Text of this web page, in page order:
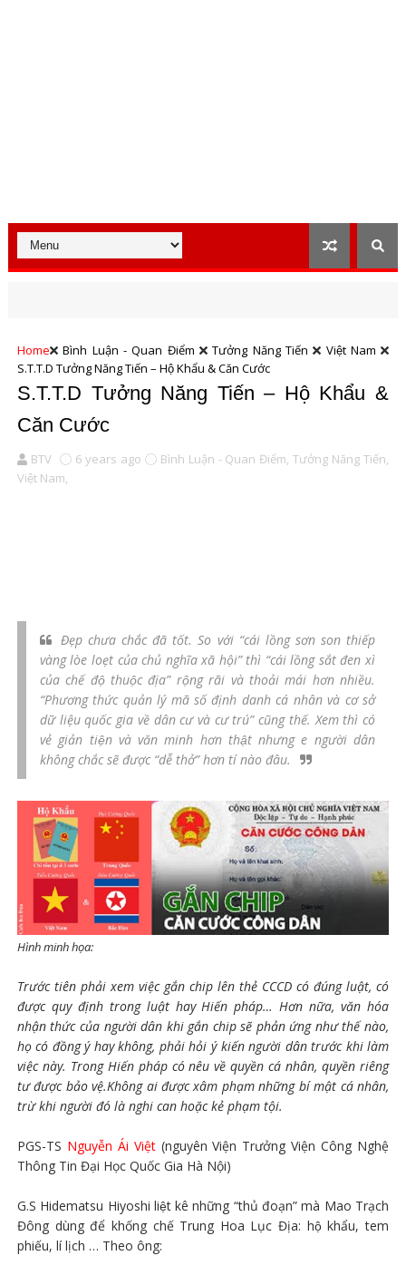
Home Bình Luận - Quan Điểm Tưởng Năng Tiến
Việt Nam
S.T.T.D Tưởng Năng Tiến – Hộ Khẩu & Căn Cước
S.T.T.D Tưởng Năng Tiến – Hộ Khẩu &
Căn Cước
BTV 6 years ago Bình Luận - Quan Điểm, Tưởng Năng Tiến,
Việt Nam,
Đẹp chưa chắc đã tốt. So với “cái lồng sơn son thiếp
vàng lòe loẹt của chủ nghĩa xã hội” thì “cái lồng sắt đen xì
của chế độ thuộc địa” rộng rãi và thoải mái hơn nhiều.
“Phương thức quản lý mã số định danh cá nhân và cơ sở
dữ liệu quốc gia về dân cư và cư trú” cũng thế. Xem thì có
vẻ giản tiện và văn minh hơn thật nhưng e người dân
không chắc sẽ được “dễ thở” hơn tí nào đâu.
Hình minh họa:
Trước tiên phải xem việc gắn chip lên thẻ CCCD có đúng luật, có
được quy định trong luật hay Hiến pháp… Hơn nữa, văn hóa
nhận thức của người dân khi gắn chip sẽ phản ứng như thế nào,
họ có đồng ý hay không, phải hỏi ý kiến người dân trước khi làm
việc này. Trong Hiến pháp có nêu về quyền cá nhân, quyền riêng
tư được bảo vệ.Không ai được xâm phạm những bí mật cá nhân,
trừ khi người đó là nghi can hoặc kẻ phạm tội.
PGS-TS Nguyễn Ái Việt(nguyên Viện Trưởng Viện Công Nghệ
Thông Tin Đại Học Quốc Gia Hà Nội)
G.S Hidematsu Hiyoshi liệt kê những “thủ đoạn” mà Mao Trạch
Đông dùng để khống chế Trung Hoa Lục Địa: hộ khẩu, tem
phiếu, lí lịch … Theo ông: